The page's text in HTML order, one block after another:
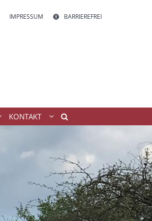
IMPRESSUM BARRIEREFREI
KONTAKT